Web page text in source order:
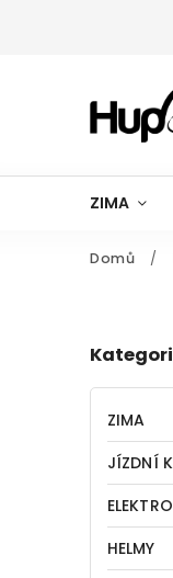
ZIMA
Domů /
ZIMA
JÍZDNÍ
HELMY